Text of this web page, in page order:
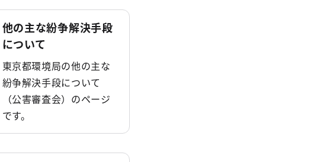
他の主な紛争解決手段
について
東京都環境局の他の主な
紛争解決手段について
（公害審査会）のページ
です。